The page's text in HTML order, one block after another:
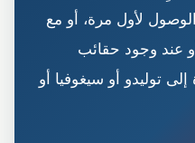
لأول مرة، أو مع
عند وجود حقائب
توليدو أو سيغوفيا أو